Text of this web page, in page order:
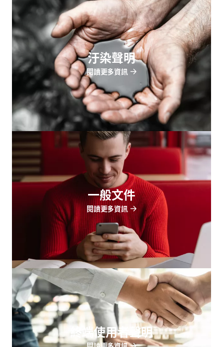
汙染聲明
閱讀更多資訊
一般文件
閱讀更多資訊
終端使用者聲明